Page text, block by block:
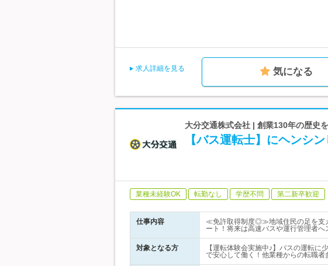
求人詳細を見る 気になる
大分交通株式会社 | 創業130年の歴史
【バス運転士】にヘンシ
業種未経験OK 転勤なし 学歴不問 第二新卒歓迎
仕事内容
≪免許取得制度◎≫地域住民の足を支
ート！将来は高速バスや運行管理者
対象となる方
【運転体験会実施中♪】バスの運転
で安心して働く！他業種からの転職